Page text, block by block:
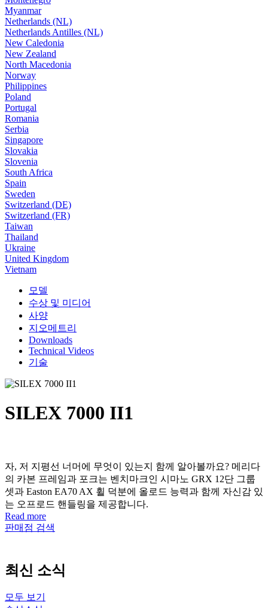
Myanmar
Netherlands (NL)
Netherlands Antilles (NL)
New Caledonia
New Zealand
North Macedonia
Norway
Philippines
Poland
Portugal
Romania
Serbia
Singapore
Slovakia
Slovenia
South Africa
Spain
Sweden
Switzerland (DE)
Switzerland (FR)
Taiwan
Thailand
Ukraine
United Kingdom
Vietnam
모델
수상 및 미디어
사양
지오메트리
Downloads
Technical Videos
기술
SILEX 7000 II1
자, 저 지평선 너머에 무엇이 있는지 함께 알아볼까요? 메리다
의 카본 프레임과 포크는 벤치마크인 시마노 GRX 12단 그룹
셋과 Easton EA70 AX 휠 덕분에 올로드 능력과 함께 자신감 있
는 오프로드 핸들링을 제공합니다.
Read more
판매점 검색
최신 소식
모두 보기